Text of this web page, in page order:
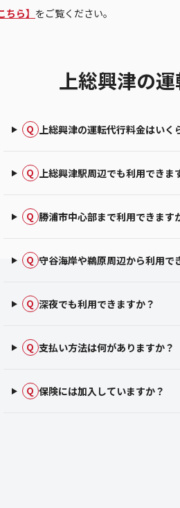
ら】 をご覧ください。
上総興津の
Q 上総興津の運転代行料金はいく
Q 上総興津駅周辺でも利用できま
Q 勝浦市中心部まで利用できます
Q 守谷海岸や鵜原周辺から利用で
Q 深夜でも利用できますか？
Q 支払い方法は何がありますか？
Q 保険には加入していますか？